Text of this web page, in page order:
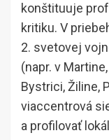
konštituuje
kritiku. V
2. svetovej
(napr. v
Bystrici, Žiline,
viaccentrová
a profilovať